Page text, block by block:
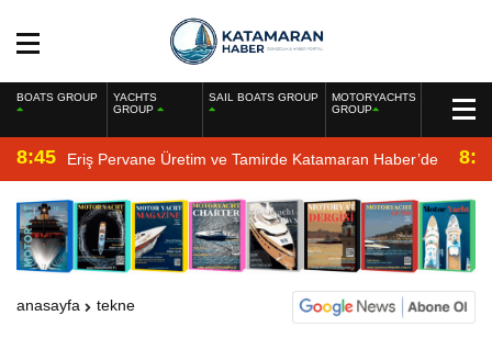
BOATS GROUP
YACHTS
GROUP
SAIL BOATS GROUP
MOTORYACHTS
GROUP
8:45 Eriş Pervane Üretim ve Tamirde Katamaran Haber’de
anasayfa tekne